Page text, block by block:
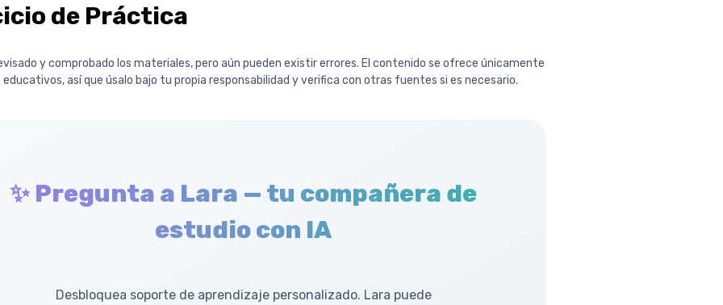
de Práctica
y comprobado los materiales, pero aún pueden existir errores. El contenido se ofrece únicamente
educativos, así que úsalo bajo tu propia responsabilidad y verifica con otras fuentes si es necesario.
✨ Pregunta a Lara — tu compañera de
estudio con IA
Desbloquea soporte de aprendizaje personalizado. Lara puede